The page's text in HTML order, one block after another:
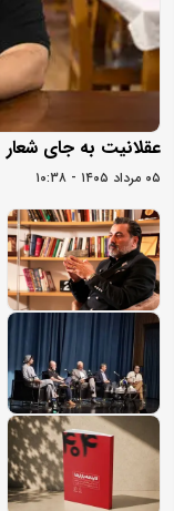
عقلانیت به جای شعار
۰۵ مرداد ۱۴۰۵ - ۱۰:۳۸